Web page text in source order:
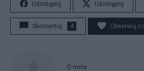
Udostępnij Udostępnij
Skomentuj 4 Obserwuj
O mnie